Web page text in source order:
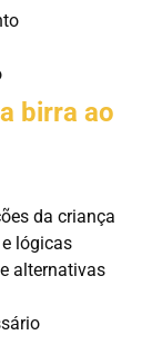
birra ao
da criança
lógicas
alternativas